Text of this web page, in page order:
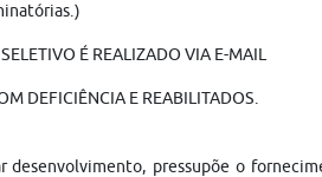
É REALIZADO VIA E-MAIL
DEFICIÊNCIA E REABILITADOS.
pressupõe o